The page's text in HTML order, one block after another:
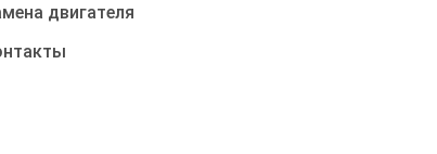
двигателя